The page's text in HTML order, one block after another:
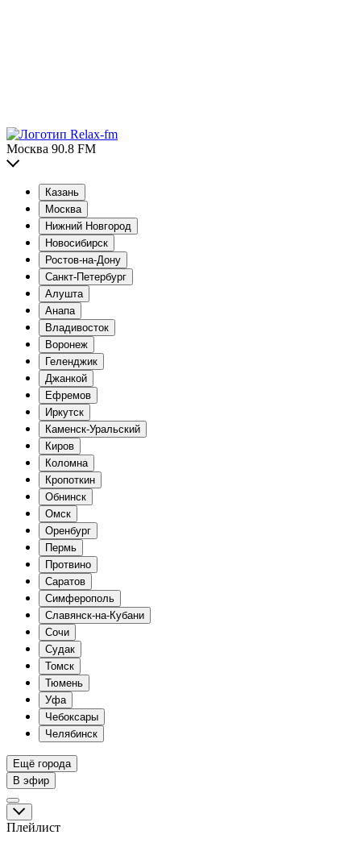
Москва 90.8 FM
Казань
Москва
Нижний Новгород
Новосибирск
Ростов-на-Дону
Санкт-Петербург
Алушта
Анапа
Владивосток
Воронеж
Геленджик
Джанкой
Ефремов
Иркутск
Каменск-Уральский
Киров
Коломна
Кропоткин
Обнинск
Омск
Оренбург
Пермь
Протвино
Саратов
Симферополь
Славянск-на-Кубани
Сочи
Судак
Томск
Тюмень
Уфа
Чебоксары
Челябинск
Ещё города
В эфир
Плейлист